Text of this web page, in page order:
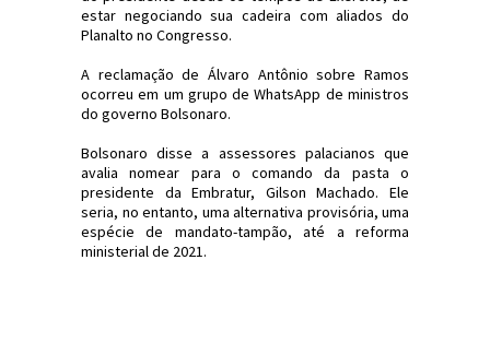
estar negociando sua cadeira com aliados do
Planalto no Congresso.
A reclamação de Álvaro Antônio sobre Ramos
ocorreu em um grupo de WhatsApp de ministros
do governo Bolsonaro.
Bolsonaro disse a assessores palacianos que
avalia nomear para o comando da pasta o
presidente da Embratur, Gilson Machado. Ele
seria, no entanto, uma alternativa provisória, uma
espécie de mandato-tampão, até a reforma
ministerial de 2021.